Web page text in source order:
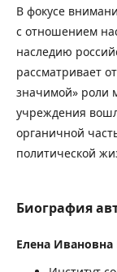
В фокусе
с отношением
наследию
рассматривает
значимой» роли
учреждения
органичной
политической
Биография
Елена